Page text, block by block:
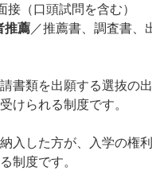
接（口頭試問を含む）
推薦 ／推薦書、調査書、
書類を出願する選抜の
けられる制度です。
入した方が、入学の権
制度です。